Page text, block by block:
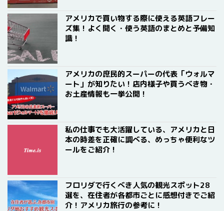
アメリカで買い物する際に使える英語フレー
ズ集！よく聞く・使う英語のまとめと予備知
識！
アメリカの庶民的スーパーの代表「ウォルマ
ート」が知りたい！店内様子や買うべき物・
お土産情報も一挙公開！
私の仕事でも大活躍している、アメリカと日
本の時差を正確に調べる、めっちゃ便利なツ
ールをご紹介！
フロリダで行くべき人気の観光スポット28
選を、在住者が各都市ごとに感想付きでご紹
介！アメリカ旅行の参考に！